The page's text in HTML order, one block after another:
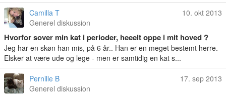
Camilla T
Generel diskussion
10. okt 2013
Hvorfor sover min kat i perioder, heeelt oppe i mit hoved ?
Jeg har en skøn han mis, på 6 år.. Han er en meget bestemt herre.
Elsker at være ude og lege - men er samtidig en kat s...
Pernille B
Generel diskussion
17. sep 2013